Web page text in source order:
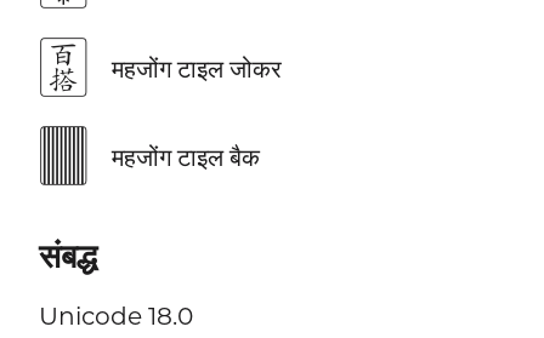
🀪
महजोंग टाइल जोकर
🀫 महजोंग टाइल बैक
संबद्ध
Unicode 18.0